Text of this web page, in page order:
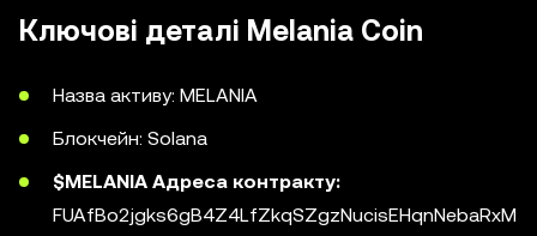
Ключові деталі Melania Coin
Назва активу: MELANIA
Блокчейн: Solana
$MELANIA Адреса контракту:
FUAfBo2jgks6gB4Z4LfZkqSZgzNucisEHqnNebaRxM